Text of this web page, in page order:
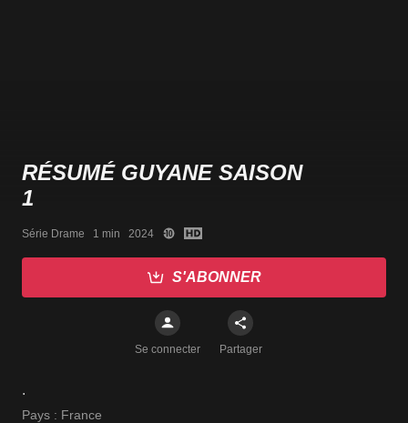
RÉSUMÉ GUYANE SAISON
1
Série Drame   1 min   2024
S'ABONNER
Se connecter Partager
.
Pays : France